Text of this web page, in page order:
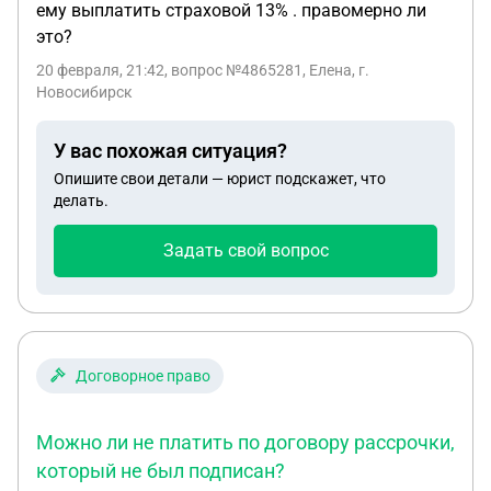
ему выплатить страховой 13% . правомерно ли
это?
20 февраля, 21:42, вопрос №4865281, Елена, г.
Новосибирск
У вас похожая ситуация?
Опишите свои детали — юрист подскажет, что
делать.
Задать свой вопрос
Договорное право
Можно ли не платить по договору рассрочки,
который не был подписан?